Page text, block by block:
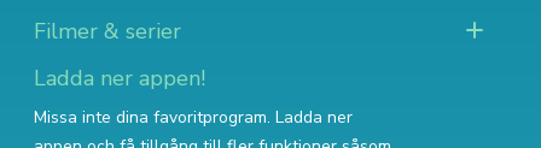
Filmer & serier
Ladda ner appen!
Missa inte dina favoritprogram. Ladda ner